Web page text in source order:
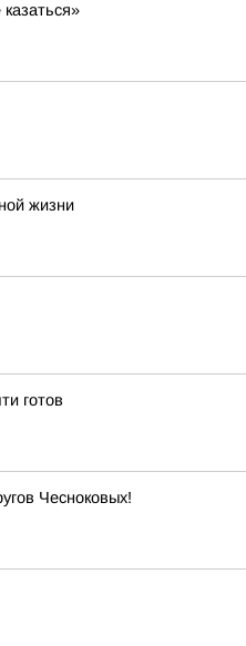
жизни
готов
Чесноковых!